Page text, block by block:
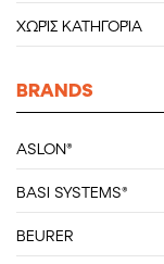
ΧΩΡΊΣ ΚΑΤΗΓΟΡΊΑ
BRANDS
ASLON®
BASI SYSTEMS®
BEURER